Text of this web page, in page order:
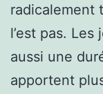
radicalement
l’est pas.
aussi une
apportent